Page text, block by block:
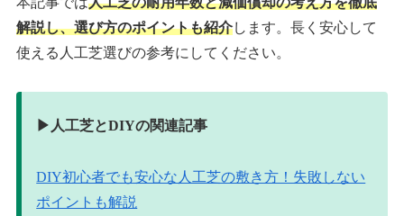
解説し、選び方のポイントも紹介します。長く安心して
使える人工芝選びの参考にしてください。
▶︎人工芝とDIYの関連記事
DIY初心者でも安心な人工芝の敷き方！失敗しない
ポイントも解説